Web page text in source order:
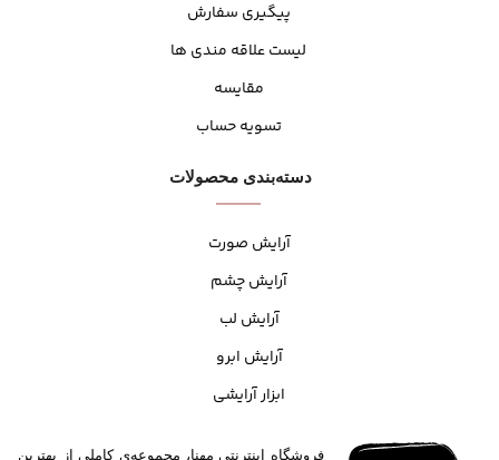
پیگیری سفارش
لیست علاقه مندی ها
مقایسه
تسویه حساب
دسته‌بندی محصولات
آرایش صورت
آرایش چشم
آرایش لب
آرایش ابرو
ابزار آرایشی
فروشگاه اینترنتی مهنا، مجموعه‌ی کاملی از بهترین